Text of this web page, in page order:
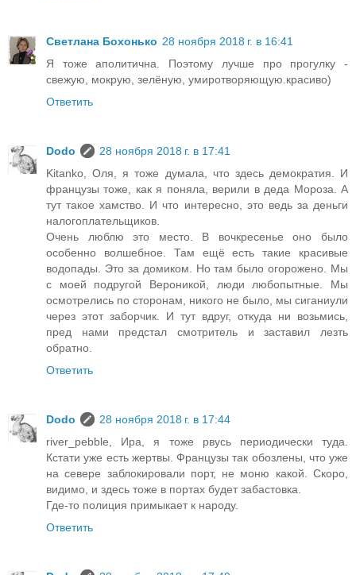
Светлана Бохонько 28 ноября 2018 г. в 16:41
Я тоже аполитична. Поэтому лучше про прогулку -
свежую, мокрую, зелёную, умиротворяющую.красиво)
Ответить
Dodo
28 ноября 2018 г. в 17:41
Kitanko, Оля, я тоже думала, что здесь демократия. И
французы тоже, как я поняла, верили в деда Мороза. А
тут такое хамство. И что интересно, это ведь за деньги
налогоплательщиков.
Очень люблю это место. В вочкресенье оно было
особенно волшебное. Там ещё есть такие красивые
водопады. Это за домиком. Но там было огорожено. Мы
с моей подругой Вероникой, люди любопытные. Мы
осмотрелись по сторонам, никого не было, мы сиганиули
через этот заборчик. И тут вдруг, откуда ни возьмись,
пред нами предстал смотритель и заставил лезть
обратно.
Ответить
Dodo
28 ноября 2018 г. в 17:44
river_pebble, Ира, я тоже рвусь периодически туда.
Кстати уже есть жертвы. Французы так обозлены, что уже
на севере заблокировали порт, не моню какой. Скоро,
видимо, и здесь тоже в портах будет забастовка.
Где-то полиция примыкает к народу.
Ответить